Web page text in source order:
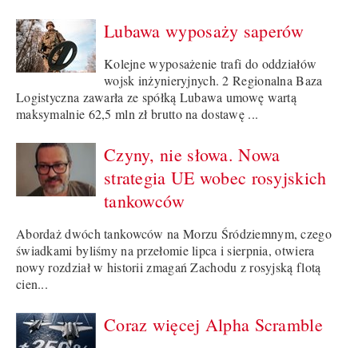
Lubawa wyposaży saperów
Kolejne wyposażenie trafi do oddziałów
wojsk inżynieryjnych. 2 Regionalna Baza
Logistyczna zawarła ze spółką Lubawa umowę wartą
maksymalnie 62,5 mln zł brutto na dostawę ...
Czyny, nie słowa. Nowa
strategia UE wobec rosyjskich
tankowców
Abordaż dwóch tankowców na Morzu Śródziemnym, czego
świadkami byliśmy na przełomie lipca i sierpnia, otwiera
nowy rozdział w historii zmagań Zachodu z rosyjską flotą
cien...
Coraz więcej Alpha Scramble